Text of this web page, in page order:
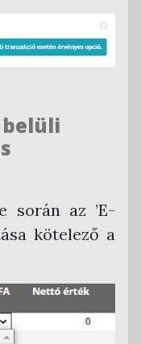
belüli
során az ’E-
kötelező a